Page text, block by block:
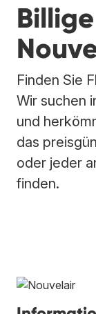
Finden Sie
Wir suchen
und
das
oder jeder
finden.